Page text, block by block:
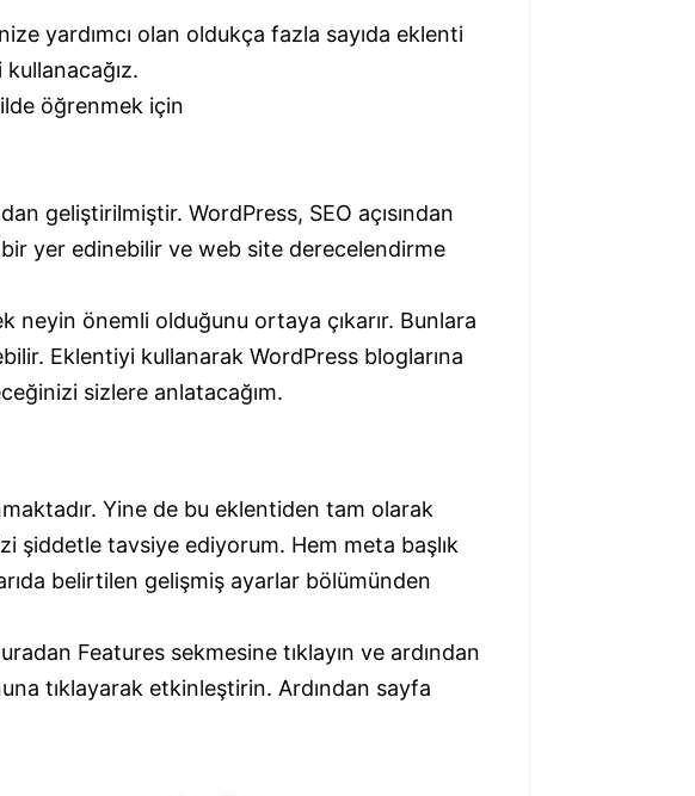
yardımcı olan oldukça fazla sayıda eklenti
öğrenmek için
geliştirilmiştir. WordPress, SEO açısından
yer edinebilir ve web site derecelendirme
neyin önemli olduğunu ortaya çıkarır. Bunlara
Eklentiyi kullanarak WordPress bloglarına
sizlere anlatacağım.
Yine de bu eklentiden tam olarak
şiddetle tavsiye ediyorum. Hem meta başlık
belirtilen gelişmiş ayarlar bölümünden
Features sekmesine tıklayın ve ardından
tıklayarak etkinleştirin. Ardından sayfa